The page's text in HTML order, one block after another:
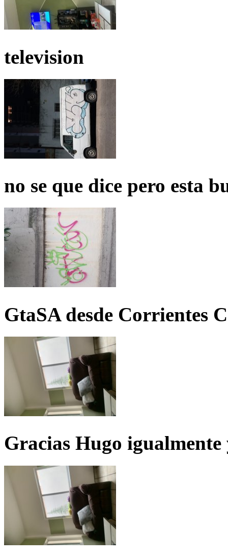
television
no se que dice pero esta
GtaSA desde Corrientes
Gracias Hugo igualmente